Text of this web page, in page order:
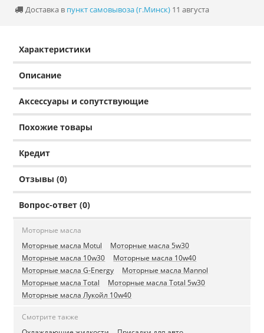
Доставка в пункт самовывоза (г.Минск) 11 августа
Характеристики
Описание
Аксессуары и сопутствующие
Похожие товары
Кредит
Отзывы (0)
Вопрос-ответ (0)
Моторные масла
Моторные масла Motul
Моторные масла 5w30
Моторные масла 10w30
Моторные масла 10w40
Моторные масла G-Energy
Моторные масла Mannol
Моторные масла Total
Моторные масла Total 5w30
Моторные масла Лукойл 10w40
Смотрите также